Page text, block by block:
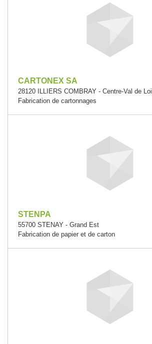
CARTONEX SA
28120 ILLIERS COMBRAY - Centre-Val de
Fabrication de cartonnages
STENPA
55700 STENAY - Grand Est
Fabrication de papier et de carton